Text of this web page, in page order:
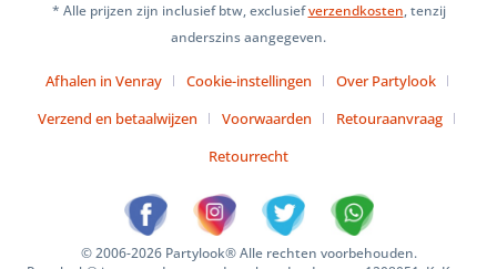
* Alle prijzen zijn inclusief btw, exclusiefverzendkosten, tenzij
anderszins aangegeven.
Afhalen in Venray Cookie-instellingen
Over Partylook
Verzend en betaalwijzen
Voorwaarden
Retouraanvraag
Retourrecht
© 2006-2026 Partylook® Alle rechten voorbehouden.